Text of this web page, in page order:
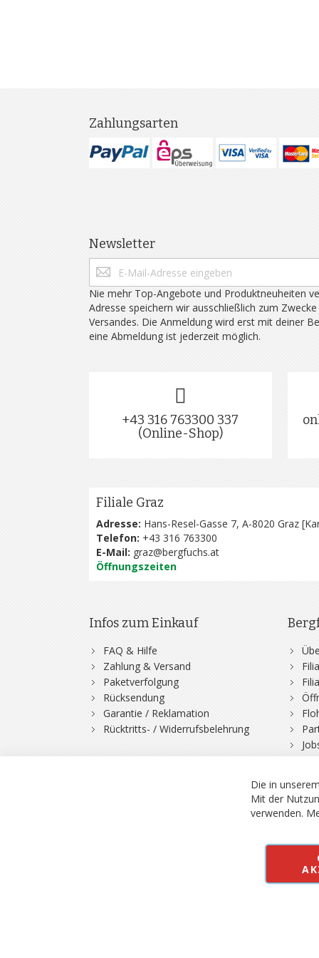
Zahlungsarten
Newsletter
Nie mehr Top-Angebote und Produktneuheiten
Adresse speichern wir ausschließlich zum
Versandes. Die Anmeldung wird erst mit deiner
eine Abmeldung ist jederzeit möglich.
+43 316 763300 337
(Online-Shop)
Filiale Graz
Adresse: Hans-Resel-Gasse 7, A-8020 Graz [
Telefon: +43 316 763300
E-Mail: graz@bergfuchs.at
Öffnungszeiten
Infos zum Einkauf
FAQ & Hilfe
Zahlung & Versand
Paketverfolgung
Rücksendung
Garantie / Reklamation
Rücktritts- / Widerrufsbelehrung
Vertrag
Alle Preise inkl.
Die in
Mit der
verwenden.